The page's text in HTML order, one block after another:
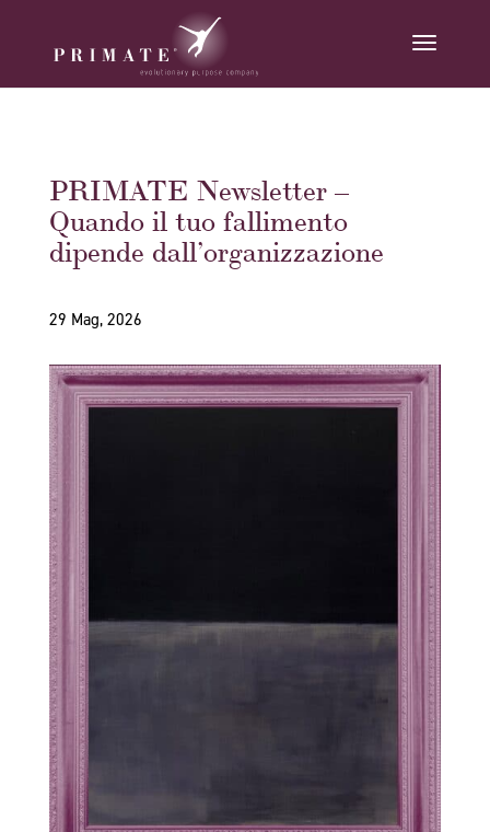
PRIMATE Newsletter –
Quando il tuo fallimento
dipende dall’organizzazione
29 Mag, 2026